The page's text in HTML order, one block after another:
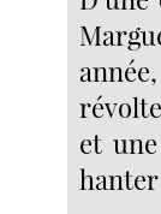
et